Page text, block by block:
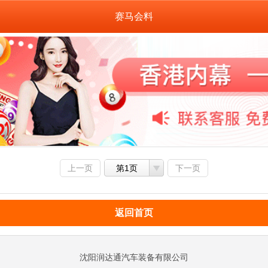
赛马会料
上一页 第1页 下一页
返回首页
沈阳润达通汽车装备有限公司